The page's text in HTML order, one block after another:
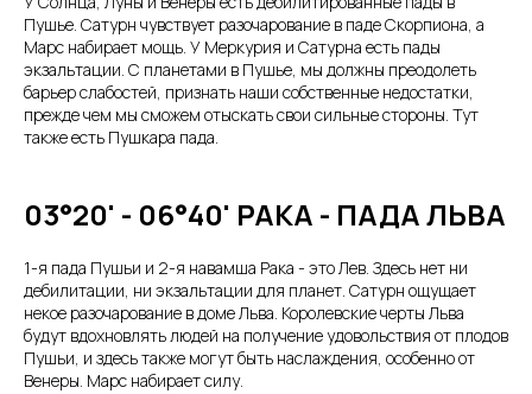
Пушье. Сатурн чувствует разочарование в паде Скорпиона, а
Марс набирает мощь. У Меркурия и Сатурна есть пады
экзальтации. С планетами в Пушье, мы должны преодолеть
барьер слабостей, признать наши собственные недостатки,
прежде чем мы сможем отыскать свои сильные стороны. Тут
также есть Пушкара пада.
03°20' - 06°40' РАКА - ПАДА ЛЬВА
1-я пада Пушьи и 2-я навамша Рака - это Лев. Здесь нет ни
дебилитации, ни экзальтации для планет. Сатурн ощущает
некое разочарование в доме Льва. Королевские черты Льва
будут вдохновлять людей на получение удовольствия от плодов
Пушьи, и здесь также могут быть наслаждения, особенно от
Венеры. Марс набирает силу.